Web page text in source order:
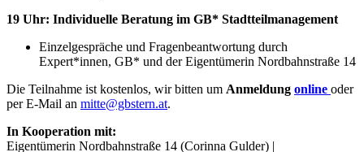
19 Uhr: Individuelle Beratung im GB* Stadtteilmanagement
Einzelgespräche und Fragenbeantwortung durch
Expert*innen, GB* und der Eigentümerin Nordbahnstraße 14
Die Teilnahme ist kostenlos, wir bitten um Anmeldung online oder
per E-Mail an mitte@gbstern.at.
In Kooperation mit:
Eigentümerin Nordbahnstraße 14 (Corinna Gulder) |